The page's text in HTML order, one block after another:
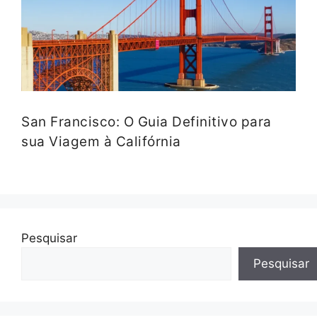
San Francisco: O Guia Definitivo para
sua Viagem à Califórnia
Pesquisar
Pesquisar